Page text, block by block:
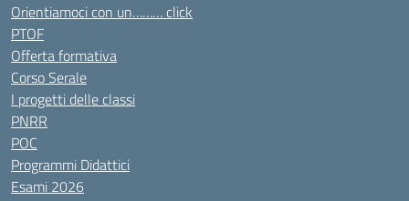
Orientiamoci con un……… click
PTOF
Offerta formativa
Corso Serale
I progetti delle classi
PNRR
POC
Programmi Didattici
Esami 2026